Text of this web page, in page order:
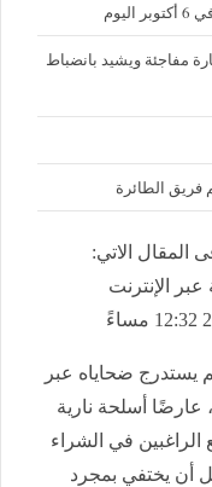
مفاجئة ويشيد بانضباط
فريق الطائرة
المقال الاتي:
الإنترنت
يستدرج ضحاياه عبر
أسلحة نارية
الراغبين في الشراء
أن يختفي بمجرد